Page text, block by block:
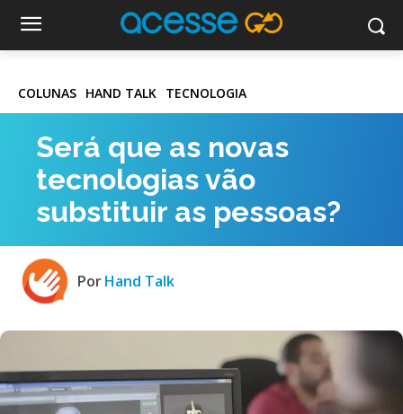
COLUNAS HAND TALK TECNOLOGIA
Será que as novas
tecnologias vão
substituir as pessoas?
PorHand Talk